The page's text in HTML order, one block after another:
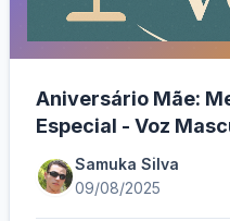
Aniversário Mãe:
Especial - Voz
Samuka Silva
09/08/2025